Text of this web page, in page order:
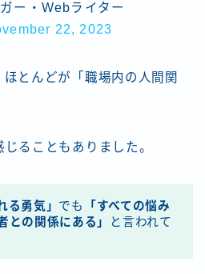
ー・Webライター
22, 2023
とんどが「職場内の人間関
ることもありました。
る勇気」 でも
「すべての悩み
との関係にある」
と言われて